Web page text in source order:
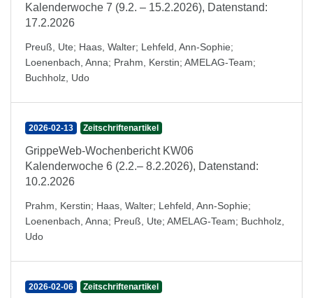
Kalenderwoche 7 (9.2. – 15.2.2026), Datenstand:
17.2.2026
Preuß, Ute; Haas, Walter; Lehfeld, Ann-Sophie;
Loenenbach, Anna; Prahm, Kerstin; AMELAG-Team;
Buchholz, Udo
2026-02-13 Zeitschriftenartikel
GrippeWeb-Wochenbericht KW06
Kalenderwoche 6 (2.2.– 8.2.2026), Datenstand:
10.2.2026
Prahm, Kerstin; Haas, Walter; Lehfeld, Ann-Sophie;
Loenenbach, Anna; Preuß, Ute; AMELAG-Team; Buchholz,
Udo
2026-02-06 Zeitschriftenartikel